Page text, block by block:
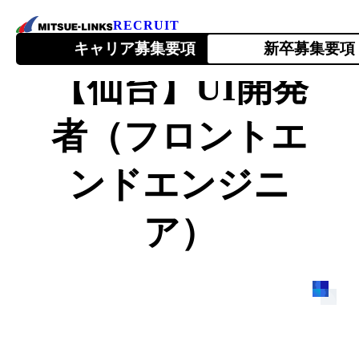
RECRUIT
キャリア募集要項 新卒募集要項
会社を知る
About Us
1ページでわかるミツエーリンクス
【仙台】UI開発
者（フロントエ
ンドエンジニ
ア）